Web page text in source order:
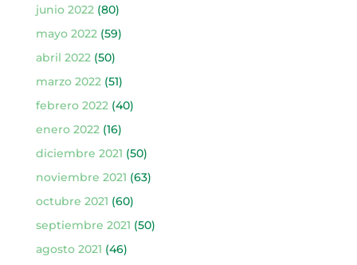
junio 2022(80)
mayo 2022(59)
abril 2022(50)
marzo 2022(51)
febrero 2022(40)
enero 2022(16)
diciembre 2021 (50)
noviembre 2021 (63)
octubre 2021 (60)
septiembre 2021 (50)
agosto 2021 (46)